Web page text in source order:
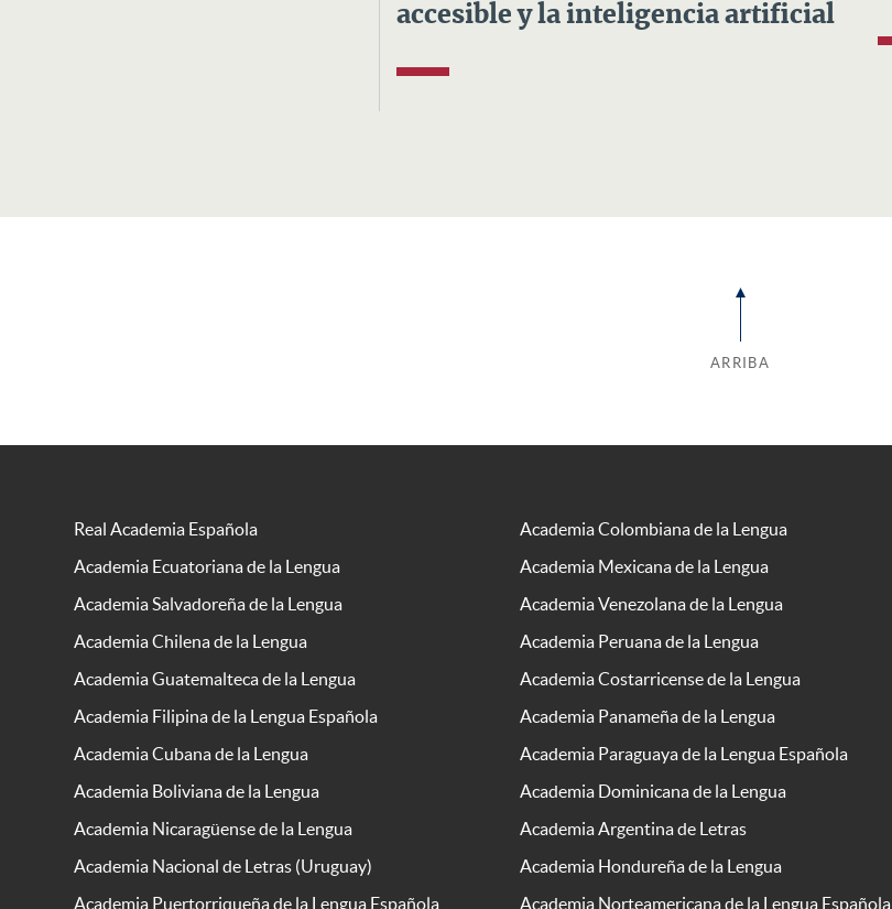
accesible y la inteligencia artificial
ARRIBA
Real Academia Española
Academia Colombiana de la Lengua
Academia Ecuatoriana de la Lengua
Academia Mexicana de la Lengua
Academia Salvadoreña de la Lengua
Academia Venezolana de la Lengua
Academia Chilena de la Lengua
Academia Peruana de la Lengua
Academia Guatemalteca de la Lengua
Academia Costarricense de la Lengua
Academia Filipina de la Lengua Española
Academia Panameña de la Lengua
Academia Cubana de la Lengua
Academia Paraguaya de la Lengua Española
Academia Boliviana de la Lengua
Academia Dominicana de la Lengua
Academia Nicaragüense de la Lengua
Academia Argentina de Letras
Academia Nacional de Letras (Uruguay)
Academia Hondureña de la Lengua
Academia Puertorriqueña de la Lengua Española
Academia Norteamericana de la Lengua Española